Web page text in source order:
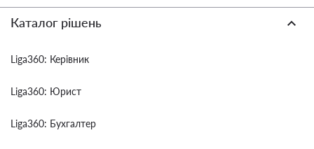
Каталог рішень
Liga360: Керівник
Liga360: Юрист
Liga360: Бухгалтер